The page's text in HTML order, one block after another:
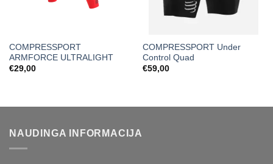
COMPRESSPORT
ARMFORCE ULTRALIGHT
€29,00
COMPRESSPORT Under
Control Quad
€59,00
NAUDINGA INFORMACIJA